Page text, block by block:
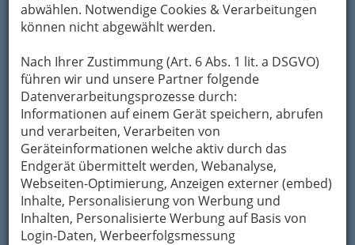
abwählen. Notwendige Cookies & Verarbeitungen
können nicht abgewählt werden.
Nach Ihrer Zustimmung (Art. 6 Abs. 1 lit. a DSGVO)
führen wir und unsere Partner folgende
Datenverarbeitungsprozesse durch:
Informationen auf einem Gerät speichern, abrufen
und verarbeiten, Verarbeiten von
Geräteinformationen welche aktiv durch das
Endgerät übermittelt werden, Webanalyse,
Webseiten-Optimierung, Anzeigen externer (embed)
Inhalte, Personalisierung von Werbung und
Inhalten, Personalisierte Werbung auf Basis von
Login-Daten, Werbeerfolgsmessung
Mein Name
Meine Email Adresse
Mein Betreff
Meine Nachricht